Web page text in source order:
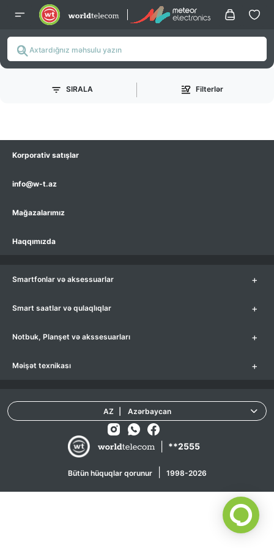
SIRALA Filterlər
Korporativ satışlar
info@w-t.az
Mağazalarımız
Haqqımızda
Smartfonlar və aksessuarlar +
Smart saatlar və qulaqlıqlar +
Notbuk, Planşet və akssesuarları +
Məişət texnikası +
**2555
Bütün hüquqlar qorunur 1998-2026
AZ Azərbaycan